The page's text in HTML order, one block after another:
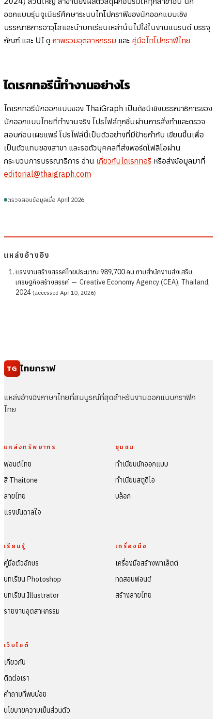
ออกแบบรุ่นจูเนียร์ศึกษาระบบไทโปกราฟีของนักออกแบบเชิง
บรรณาธิการอาวุโสและนำบทเรียนเหล่านั้นไปใช้ในงานแบรนด์ บรรจุ
ภัณฑ์ และ UI ดู ภาพรวมอุตสาหกรรม และ คู่มือไทโปกราฟีไทย
ไดเรกทอรีนี้ทำงานอย่างไร
ไดเรกทอรีนักออกแบบของ ThaiGraph เป็นดัชนีเชิงบรรณาธิการของ
นักออกแบบไทยที่ทำงานจริง โปรไฟล์ทุกชิ้นผ่านการสั่งทำและตรวจ
สอบก่อนเผยแพร่ โปรไฟล์นี้เป็นตัวอย่างที่มีป้ายกำกับ เขียนขึ้นเพื่อ
เป็นตัวแทนของสาขา และรอตัวบุคคลที่ส่งพอร์ตโฟลิโอผ่าน
กระบวนการบรรณาธิการ อ่าน เกี่ยวกับไดเรกทอรี หรือส่งข้อมูลมาที่
editorial@thaigraph.com
ตรวจสอบข้อมูลเมื่อ April 2026
แหล่งอ้างอิง
แรงงานสร้างสรรค์ไทยประมาณ 989,700 คน ตามสำนักงานส่งเสริม
เศรษฐกิจสร้างสรรค์ — Creative Economy Agency (CEA), Thailand,
2024 (accessed Apr 10, 2026)
TG ไทยกราฟ
แหล่งอ้างอิงภาษาไทยที่สมบูรณ์ที่สุดสำหรับงานออกแบบกราฟิก
ไทย
แหล่งทรัพยากร
ฟอนต์ไทย
สี Thaitone
ลายไทย
แรงบันดาลใจ
ชุมชน
ทำเนียบนักออกแบบ
ทำเนียบสตูดิโอ
บล็อก
เรียนรู้
คู่มือตัวอักษร
บทเรียน Photoshop
บทเรียน Illustrator
รายงานอุตสาหกรรม
เครื่องมือ
เครื่องมือสร้างพาเล็ตต์
ทดสอบฟอนต์
สร้างลายไทย
เว็บไซต์
เกี่ยวกับ
ติดต่อเรา
คำถามที่พบบ่อย
นโยบายความเป็นส่วนตัว